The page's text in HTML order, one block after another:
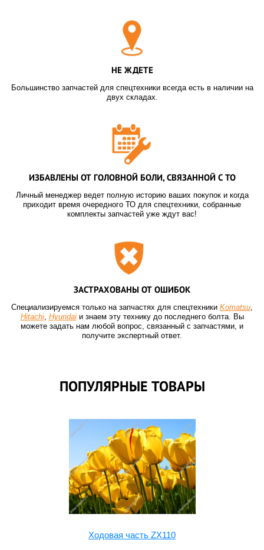
НЕ ЖДЕТЕ
Большинство запчастей для спецтехники всегда есть в наличии на
двух складах.
ИЗБАВЛЕНЫ ОТ ГОЛОВНОЙ БОЛИ, СВЯЗАННОЙ С ТО
Личный менеджер ведет полную историю ваших покупок и когда
приходит время очередного ТО для спецтехники, собранные
комплекты запчастей уже ждут вас!
ЗАСТРАХОВАНЫ ОТ ОШИБОК
Специализируемся только на запчастях для спецтехники Komatsu,
Hitachi, Hyundaiи знаем эту технику до последнего болта. Вы
можете задать нам любой вопрос, связанный с запчастями, и
получите экспертный ответ.
ПОПУЛЯРНЫЕ ТОВАРЫ
Ходовая часть ZX110